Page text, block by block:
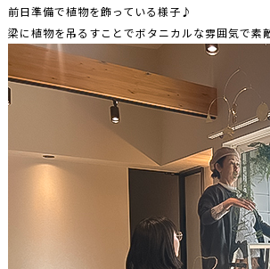
前日準備で植物を飾っている様子♪
梁に植物を吊るすことでボタニカルな雰囲気で素